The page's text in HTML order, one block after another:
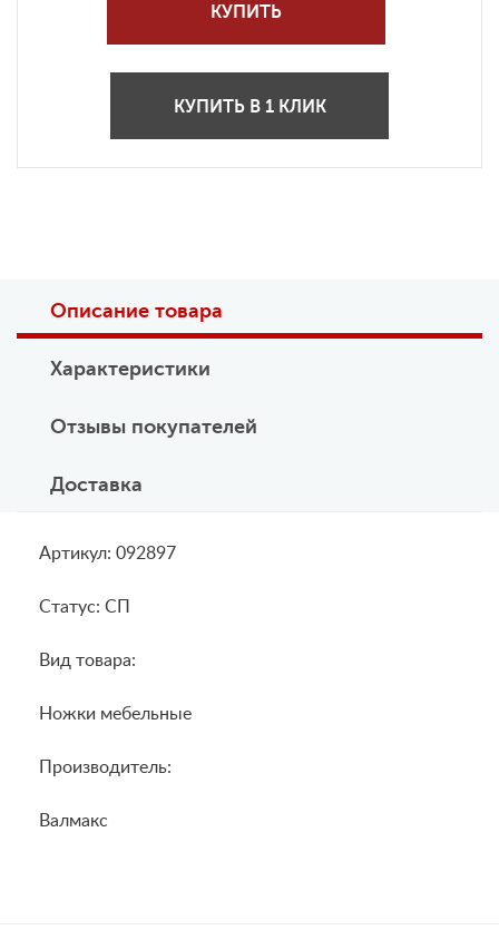
КУПИТЬ
КУПИТЬ В 1 КЛИК
Описание товара
Характеристики
Отзывы покупателей
Доставка
Артикул: 092897
Статус: СП
Вид товара:
Ножки мебельные
Производитель:
Валмакс